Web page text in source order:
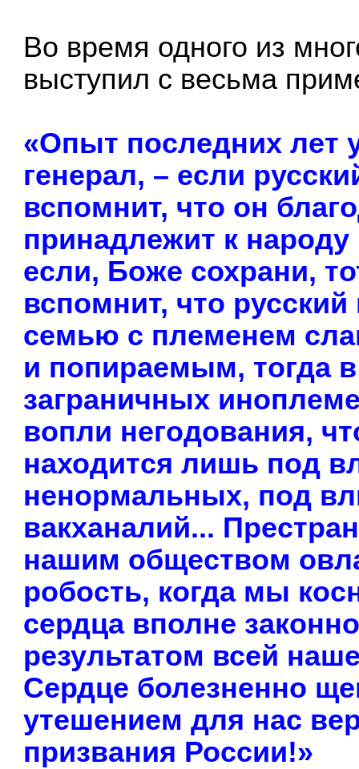
Во время одного из
выступил с весьма
«Опыт последних лет
генерал, – если
вспомнит, что он
принадлежит к
если, Боже сохрани,
вспомнит, что
семью с племенем
и попираемым, тогда
заграничных
вопли негодования,
находится лишь под
ненормальных, под
вакханалий...
нашим обществом
робость, когда мы
сердца вполне
результатом всей
Сердце болезненно
утешением для нас
призвания России!»